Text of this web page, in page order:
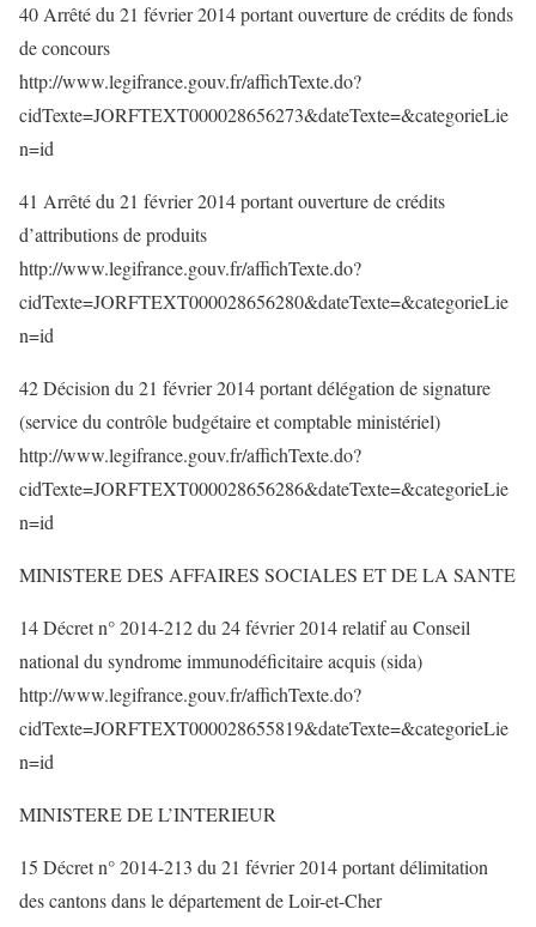
40 Arrêté du 21 février 2014 portant ouverture de crédits de fonds
de concours
http://www.legifrance.gouv.fr/affichTexte.do?
cidTexte=JORFTEXT000028656273&dateTexte=&categorieLie
n=id
41 Arrêté du 21 février 2014 portant ouverture de crédits
d’attributions de produits
http://www.legifrance.gouv.fr/affichTexte.do?
cidTexte=JORFTEXT000028656280&dateTexte=&categorieLie
n=id
42 Décision du 21 février 2014 portant délégation de signature
(service du contrôle budgétaire et comptable ministériel)
http://www.legifrance.gouv.fr/affichTexte.do?
cidTexte=JORFTEXT000028656286&dateTexte=&categorieLie
n=id
MINISTERE DES AFFAIRES SOCIALES ET DE LA SANTE
14 Décret n° 2014-212 du 24 février 2014 relatif au Conseil
national du syndrome immunodéficitaire acquis (sida)
http://www.legifrance.gouv.fr/affichTexte.do?
cidTexte=JORFTEXT000028655819&dateTexte=&categorieLie
n=id
MINISTERE DE L’INTERIEUR
15 Décret n° 2014-213 du 21 février 2014 portant délimitation
des cantons dans le département de Loir-et-Cher